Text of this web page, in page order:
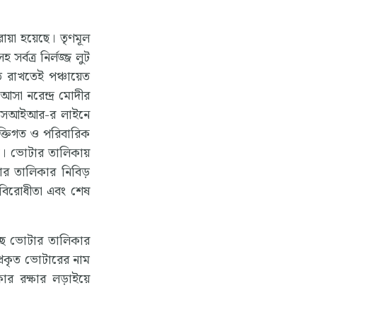
হয়েছে। তৃণমূল
সর্বত্র নির্লজ্জ লুট
পঞ্চায়েত
নরেন্দ্র মোদীর
র লাইনে
ও পরিবারিক
ভোটার তালিকায়
তালিকার নিবিড়
এবং শেষ
ভোটার তালিকার
ভোটারের নাম
রক্ষার লড়াইয়ে